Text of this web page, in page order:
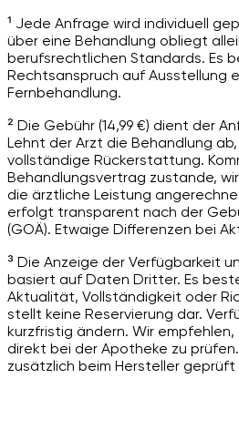
¹ Jede Anfrage wird individuell
über eine Behandlung obliegt
berufsrechtlichen Standards. Es
Rechtsanspruch auf Ausstellung
Fernbehandlung.
² Die Gebühr (14,99 €) dient der
Lehnt der Arzt die Behandlung
vollständige Rückerstattung.
Behandlungsvertrag zustande,
die ärztliche Leistung
erfolgt transparent nach der
(GOÄ). Etwaige Differenzen bei
³ Die Anzeige der Verfügbarkeit
basiert auf Daten Dritter. Es
Aktualität, Vollständigkeit oder
stellt keine Reservierung dar.
kurzfristig ändern. Wir
direkt bei der Apotheke zu
zusätzlich beim Hersteller geprüft